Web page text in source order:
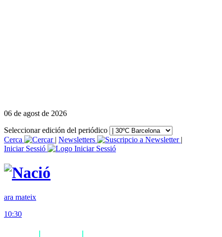
06 de agost de 2026
Seleccionar edición del periódico
Cerca
| Newsletters
|
Iniciar Sessió
ara mateix
10:30